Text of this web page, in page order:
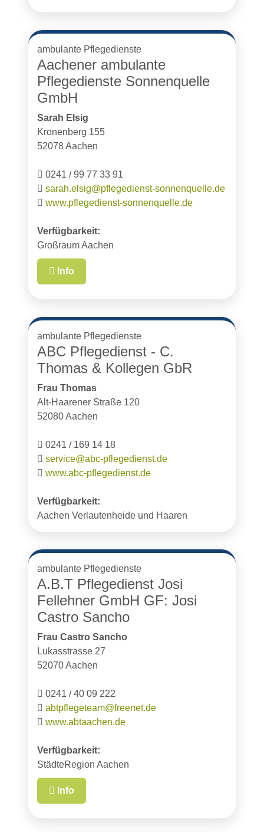
ambulante Pflegedienste
Aachener ambulante
Pflegedienste Sonnenquelle
GmbH
Sarah Elsig
Kronenberg 155
52078 Aachen
0241 / 99 77 33 91
sarah.elsig@pflegedienst-sonnenquelle.de
www.pflegedienst-sonnenquelle.de
Verfügbarkeit:
Großraum Aachen
Info
ambulante Pflegedienste
ABC Pflegedienst - C.
Thomas & Kollegen GbR
Frau Thomas
Alt-Haarener Straße 120
52080 Aachen
0241 / 169 14 18
service@abc-pflegedienst.de
www.abc-pflegedienst.de
Verfügbarkeit:
Aachen Verlautenheide und Haaren
ambulante Pflegedienste
A.B.T Pflegedienst Josi
Fellehner GmbH GF: Josi
Castro Sancho
Frau Castro Sancho
Lukasstrasse 27
52070 Aachen
0241 / 40 09 222
abtpflegeteam@freenet.de
www.abtaachen.de
Verfügbarkeit:
StädteRegion Aachen
Info